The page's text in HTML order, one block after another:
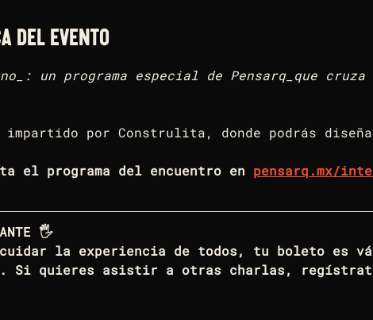
del evento
un programa especial de Pensarq_que
por Construlita, donde podrás
el programa del encuentro en pensarq.mx/
🖐️
Si quieres asistir a otras charlas,